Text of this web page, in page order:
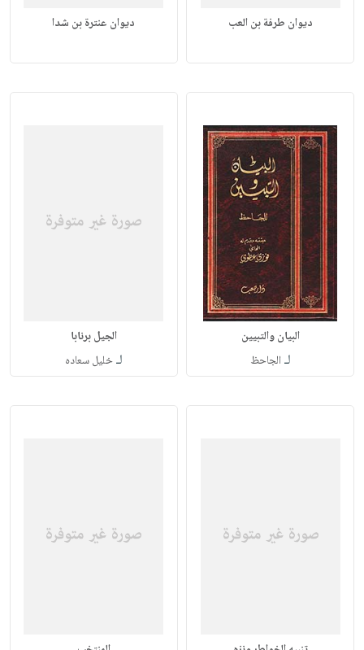
ديوان طرفة بن العب ديوان عنترة بن شدا
البيان والتبيين
لـ الجاحظ
الجيل برنابا
لـخليل سعاده